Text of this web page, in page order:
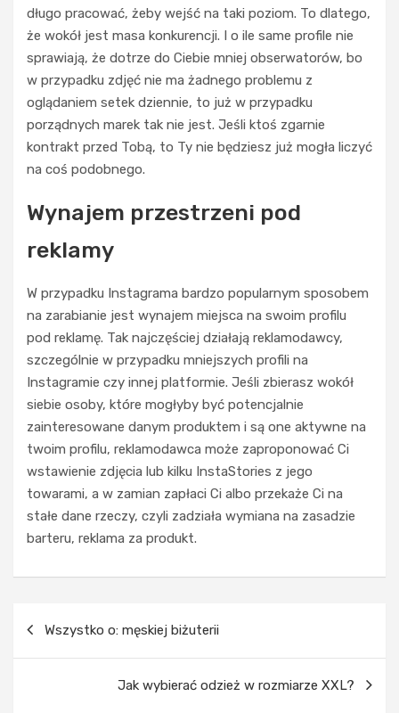
długo pracować, żeby wejść na taki poziom. To dlatego,
że wokół jest masa konkurencji. I o ile same profile nie
sprawiają, że dotrze do Ciebie mniej obserwatorów, bo
w przypadku zdjęć nie ma żadnego problemu z
oglądaniem setek dziennie, to już w przypadku
porządnych marek tak nie jest. Jeśli ktoś zgarnie
kontrakt przed Tobą, to Ty nie będziesz już mogła liczyć
na coś podobnego.
Wynajem przestrzeni pod
reklamy
W przypadku Instagrama bardzo popularnym sposobem
na zarabianie jest wynajem miejsca na swoim profilu
pod reklamę. Tak najczęściej działają reklamodawcy,
szczególnie w przypadku mniejszych profili na
Instagramie czy innej platformie. Jeśli zbierasz wokół
siebie osoby, które mogłyby być potencjalnie
zainteresowane danym produktem i są one aktywne na
twoim profilu, reklamodawca może zaproponować Ci
wstawienie zdjęcia lub kilku InstaStories z jego
towarami, a w zamian zapłaci Ci albo przekaże Ci na
stałe dane rzeczy, czyli zadziała wymiana na zasadzie
barteru, reklama za produkt.
wpisu
Wszystko o: męskiej biżuterii
Jak wybierać odzież w rozmiarze XXL?
UBRANIA
e
a
e
t
ó
r
e
t
w
r
z
ą
s
y
d
ARTYKUŁ
SPONSOROWANY
MĘŻCZYŹNI
N
a
o
w
s
z
t
n